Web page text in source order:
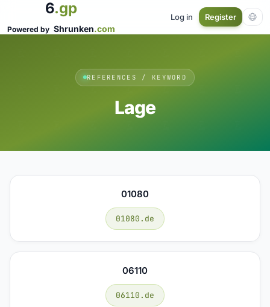
6.gp
Powered by Shrunken.com
Log in Register
REFERENCES / KEYWORD
Lage
01080
01080.de
06110
06110.de